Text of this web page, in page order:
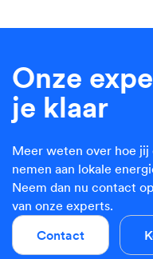
Onze
je klaar
Meer weten over hoe jij
nemen aan lokale
Neem dan nu contact
van onze experts.
Contact